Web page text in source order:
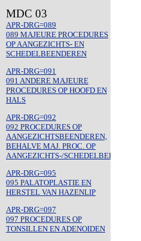
MDC 03
APR-DRG=089
089 MAJEURE PROCEDURES
OP AANGEZICHTS- EN
SCHEDELBEENDEREN
APR-DRG=091
091 ANDERE MAJEURE
PROCEDURES OP HOOFD EN
HALS
APR-DRG=092
092 PROCEDURES OP
AANGEZICHTSBEENDEREN,
BEHALVE MAJ. PROC. OP
AANGEZICHTS-/SCHEDELBEENDEREN
APR-DRG=095
095 PALATOPLASTIE EN
HERSTEL VAN HAZENLIP
APR-DRG=097
097 PROCEDURES OP
TONSILLEN EN ADENOIDEN